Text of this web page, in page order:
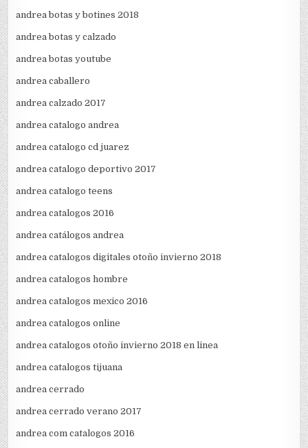
andrea botas y botines 2018
andrea botas y calzado
andrea botas youtube
andrea caballero
andrea calzado 2017
andrea catalogo andrea
andrea catalogo cd juarez
andrea catalogo deportivo 2017
andrea catalogo teens
andrea catalogos 2016
andrea catálogos andrea
andrea catalogos digitales otoño invierno 2018
andrea catalogos hombre
andrea catalogos mexico 2016
andrea catalogos online
andrea catalogos otoño invierno 2018 en linea
andrea catalogos tijuana
andrea cerrado
andrea cerrado verano 2017
andrea com catalogos 2016